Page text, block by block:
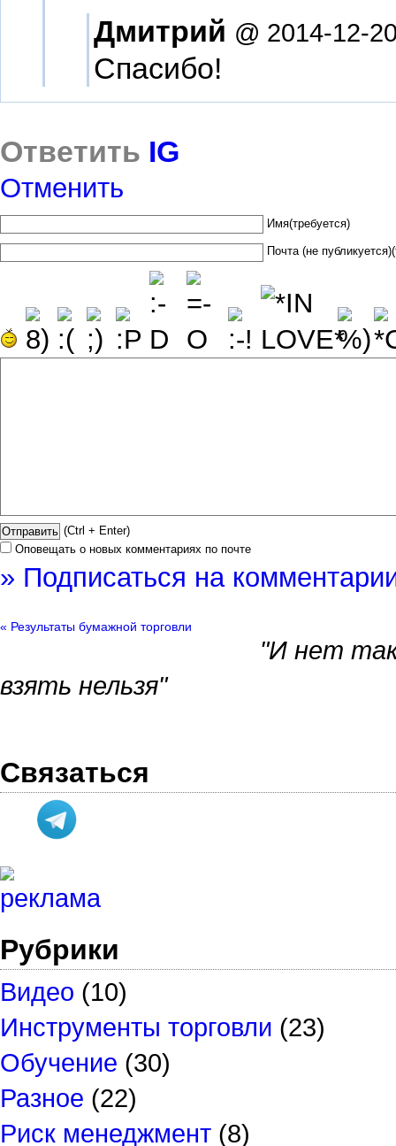
Дмитрий @ 2014-12-
Спасибо!
Ответить IG
Отменить
Имя(требуется)
Почта (не
(Ctrl + Enter)
Оповещать о новых комментариях по почте
» Подписаться на
« Результаты бумажной торговли
"И нет
взять нельзя"
Связаться
Рубрики
Видео (10)
Инструменты торговли (23)
Обучение (30)
Разное (22)
Риск менеджмент (8)